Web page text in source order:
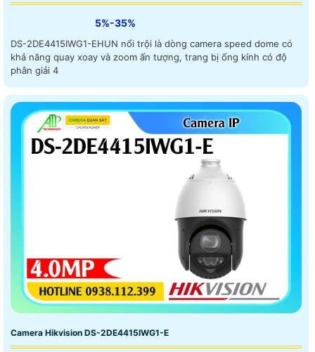
5%-35%
DS-2DE4415IWG1-EHUN nổi trội là dòng camera speed dome có
khả năng quay xoay và zoom ấn tượng, trang bị ống kính có độ
phân giải 4
Camera Hikvision DS-2DE4415IWG1-E